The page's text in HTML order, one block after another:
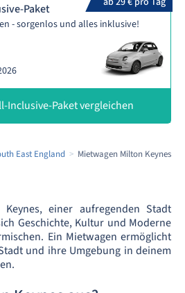
Paket
- sorgenlos und alles inklusive!
Inclusive-Paket vergleichen
East England Mietwagen Milton Keynes
einer aufregenden Stadt
Geschichte, Kultur und Moderne
Ein Mietwagen ermöglicht
und ihre Umgebung in deinem